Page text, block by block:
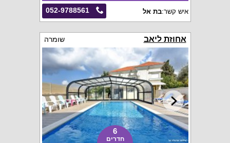
052-9788561 איש קשר:בת אל
אחוזת ליאב שומרה
6
חדרים